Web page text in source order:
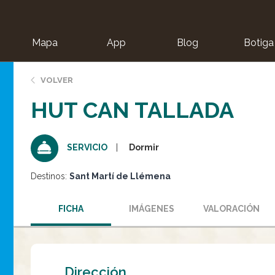
Mapa App Blog Botiga
VOLVER
HUT CAN TALLADA
SERVICIO Dormir
Destinos: Sant Martí de Llémena
FICHA IMÁGENES VALORACIÓN